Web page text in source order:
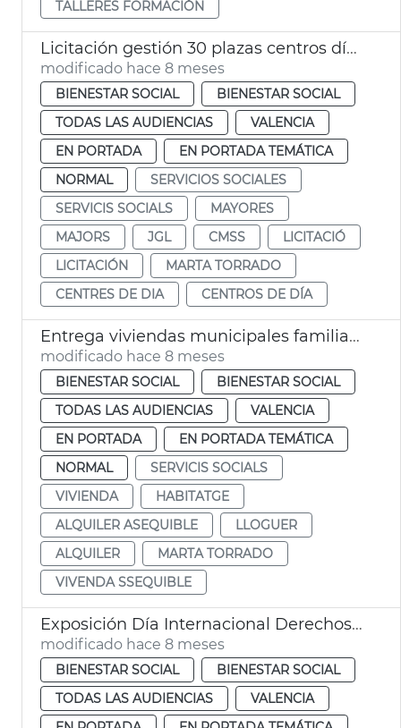
TALLERES FORMACIÓN
Licitación gestión 30 plazas centros día titularidad privada
modificado hace 8 meses
BIENESTAR SOCIAL
BIENESTAR SOCIAL
TODAS LAS AUDIENCIAS
VALENCIA
EN PORTADA
EN PORTADA TEMÁTICA
NORMAL
SERVICIOS SOCIALES
SERVICIS SOCIALS
MAYORES
MAJORS
JGL CMSS
LICITACIÓ
LICITACIÓN
MARTA TORRADO
CENTRES DE DIA
CENTROS DE DÍA
Entrega viviendas municipales familias vulnerables
modificado hace 8 meses
BIENESTAR SOCIAL
BIENESTAR SOCIAL
TODAS LAS AUDIENCIAS
VALENCIA
EN PORTADA
EN PORTADA TEMÁTICA
NORMAL
SERVICIS SOCIALS
VIVIENDA
HABITATGE
ALQUILER ASEQUIBLE
LLOGUER
ALQUILER
MARTA TORRADO
VIVENDA SSEQUIBLE
Exposición Día Internacional Derechos Infancia València
modificado hace 8 meses
BIENESTAR SOCIAL
BIENESTAR SOCIAL
TODAS LAS AUDIENCIAS
VALENCIA